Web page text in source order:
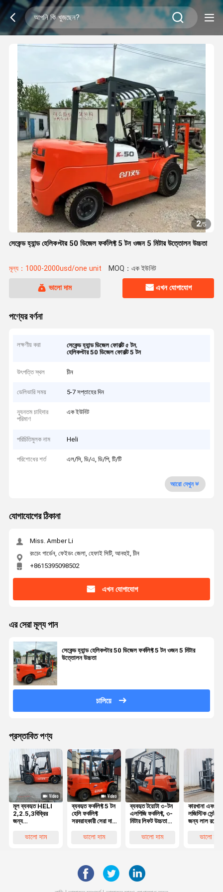
2/5
সেকেন্ড হ্যান্ড হেলিকপ্টার 50 ডিজেল ফর্কলিফ্ট 5 টন ওজন 5 মিটার উত্তোলন উচ্চতা
মূল্য：1000-2000usd/one unit MOQ：এক ইউনিট
ভালো দাম এখন যোগাযোগ
পণ্যের বর্ণনা
লক্ষণীয় করা সেকেন্ড হ্যান্ড ডিজেল ফোর্কল্ট ৫ টন,
হেলিকপ্টার 50 ডিজেল ফোর্কল্ট 5 টন
উৎপত্তি স্থল চীন
ডেলিভারি সময় 5-7 সপ্তাহের দিন
ন্যূনতম চাহিদার
পরিমাণ
এক ইউনিট
পরিচিতিমুলক নাম Heli
পরিশোধের শর্ত এল/সি, ডি/এ, ডি/পি, টি/টি
আরো দেখুন
যোগাযোগের ঠিকানা
Miss. Amber Li
রংচেং গার্ডেন, ফেইডং জেলা, হেফাই সিটি, আনহুই, চীন
+8615395098502
এখন যোগাযোগ
এর সেরা মূল্য পান
সেকেন্ড হ্যান্ড হেলিকপ্টার 50 ডিজেল ফর্কলিফ্ট 5 টন ওজন 5 মিটার
উত্তোলন উচ্চতা
চালিয়ে
প্রস্তাবিত পণ্য
মূল ব্যবহৃত HELI
2,2.5,3বিক্রির
জন্য
দামের সাথে চমৎকার
ভালো দাম
ব্যবহৃত ফর্কলিফ্ট 5 টন
হেলি ফর্কলিফ্ট
সরবরাহকারী সেরা দাম
হেলি 50 5 টন
ভালো দাম
ব্যবহৃত টয়োটা ৩-টন
এলপিজি ফর্কলিফ্ট, ৩-
মিটার লিফট উচ্চতা
হাইড্রোলিক সিস্টেম
ভালো দাম
কারখানা এবং
লজিস্টিক
জন্য লাল রঙের
ডিজেল ফর্কলিফ্ট
ভালো দাম